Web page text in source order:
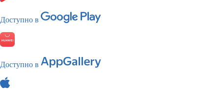
Доступно в
Доступно в